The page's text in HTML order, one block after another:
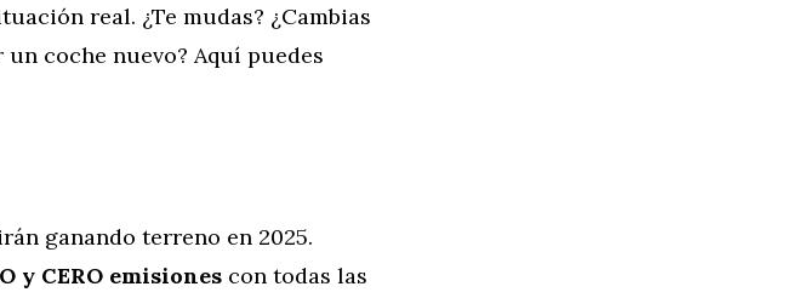
real. ¿Te mudas? ¿Cambias
coche nuevo? Aquí puedes
ganando terreno en 2025.
y CERO emisiones con todas las